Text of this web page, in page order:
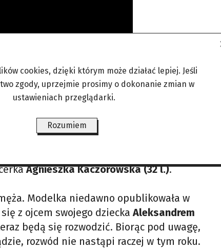
tańczył w kolejnych odcinkach „Tańca z
prostu czerwoną kartkę. Wiadomo przecież
raczej najprawdziwszy
od czasu życiowych zawirowań musi się
znaczenia, jak bardzo on i jego nowa
swoje. Mężczyźni (podobnie zresztą
nie mają co liczyć na nadmiar
Agnieszka Kaczorowska (32 l.).
Modelka niedawno opublikowała w
z ojcem swojego dzieckaAleksandrem
będą się rozwodzić. Biorąc pod uwagę,
rozwód nie nastąpi raczej w tym roku.
cookies, dzięki którym może działać lepiej. Jeśli
zgody, uprzejmie prosimy o dokonanie zmian w
ustawieniach przeglądarki.
Rozumiem